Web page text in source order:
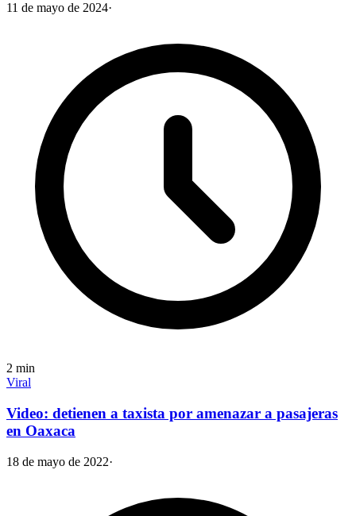
11 de mayo de 2024·
2 min
Viral
Video: detienen a taxista por amenazar a pasajeras
en Oaxaca
18 de mayo de 2022·